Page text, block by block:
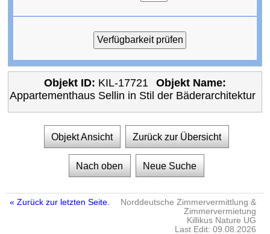
Objekt ID: KIL-17721
Objekt Name:
Appartementhaus Sellin in Stil der Bäderarchitektur
Objekt Ansicht Zurück zur Übersicht
Nach oben Neue Suche
« Zurück zur letzten Seite.
Norddeutsche Zimmervermittlung &
Zimmervermietung
Killikus Nature UG
Last Edit: 09.08.2026